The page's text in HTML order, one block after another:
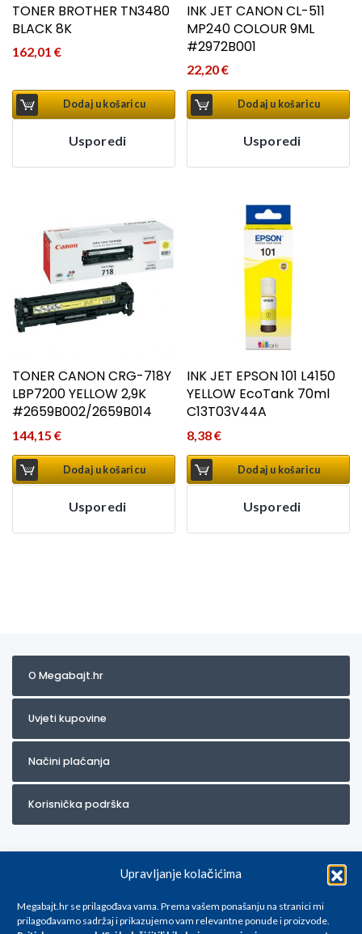
Upravljanje kolačićima
Megabajt.hr se prilagođava vama. Prema vašem ponašanju na stranici mi
prilagođavamo sadržaj i prikazujemo vam relevantne ponude i proizvode.
TONER BROTHER TN3480
BLACK 8K
162,01 €
Dodaj u košaricu
Usporedi
INK JET CANON CL-511
MP240 COLOUR 9ML
#2972B001
22,20€
Dodaj u košaricu
Usporedi
TONER CANON CRG-718Y
LBP7200 YELLOW 2,9K
#2659B002/2659B014
144,15 €
Dodaj u košaricu
Usporedi
INK JET EPSON 101 L4150
YELLOW EcoTank 70ml
C13T03V44A
8,38€
Dodaj u košaricu
Usporedi
O Megabajt.hr
Uvjeti kupovine
Načini plaćanja
Korisnička podrška